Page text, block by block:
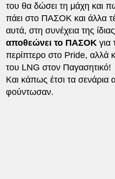
του θα δώσει τη μάχη και
πάει στο ΠΑΣΟΚ και άλλα
αυτά, στη συνέχεια της
αποθεώνει το ΠΑΣΟΚ για
περίπτερο στο Pride, αλλά
του LNG στον Παγασητικό!
Και κάπως έτσι τα σενάρια
φούντωσαν.